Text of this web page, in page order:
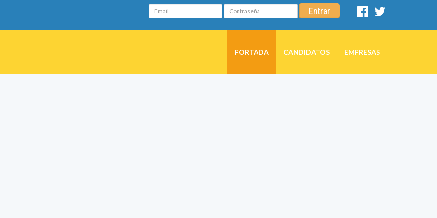
Email Contraseña Entrar
Facebook
PORTADA CANDIDATOS EMPRESAS